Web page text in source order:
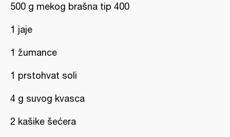
500 g mekog brašna tip 400
1 jaje
1 žumance
1 prstohvat soli
4 g suvog kvasca
2 kašike šećera